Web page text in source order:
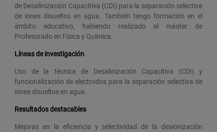
de Desalinización Capacitiva (CDI) para la separación selectiva
de iones disueltos en agua. También tengo formación en el
ámbito educativo, habiendo realizado el máster de
Profesorado en Física y Química.
Líneas de investigación
Uso de la técnica de Desalinización Capacitiva (CDI) y
funcionalización de electrodos para la separación selectiva de
iones disueltos en agua.
Resultados destacables
Mejoras en la eficiencia y selectividad de la desionización